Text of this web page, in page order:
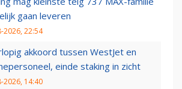
gaan leveren
2026, 22:54
akkoord tussen WestJet en
einde staking in zicht
2026, 14:40